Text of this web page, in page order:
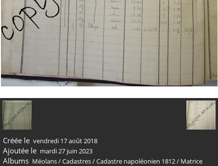
Créée le vendredi 17 août 2018
Ajoutée le mardi 27 juin 2023
Albums Méolans/Cadastres/Cadastre napoléonien 1812/ Matrice